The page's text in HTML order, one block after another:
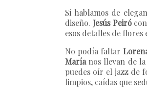
Si hablamos de
diseño. Jesús Peirócon
esos detalles de
No podía faltar
Maríanos llevan de la
puedes oír el jazz de
limpios, caídas que